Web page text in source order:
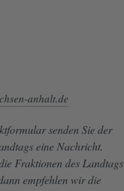
anhalt.de
senden Sie der
eine Nachricht.
Fraktionen des Landtags
empfehlen wir die